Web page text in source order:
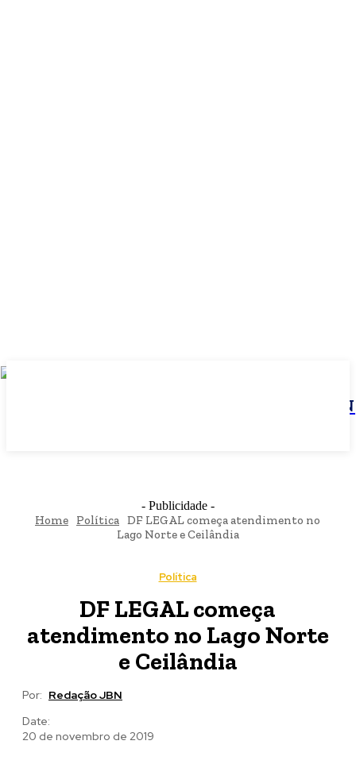
JBN
- Publicidade -
Home Política DF LEGAL começa atendimento no
Lago Norte e Ceilândia
Política
DF LEGAL começa
atendimento no Lago Norte
e Ceilândia
Por: Redação JBN
Date:
20 de novembro de 2019